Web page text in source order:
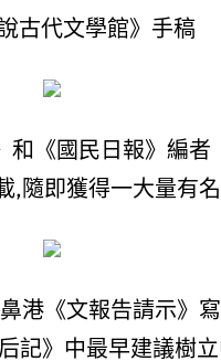
古代文學館》手稿
和《國民日報》編
,隨即獲得一大量有
港《文報告請示》
記》中最早建議樹